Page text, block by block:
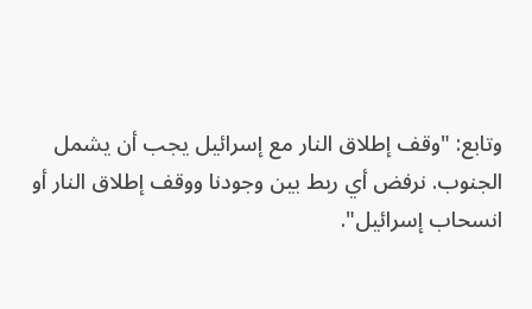
وتابع: "وقف إطلاق النار مع إسرائيل يجب أن يشمل
الجنوب. نرفض أي ربط بين وجودنا ووقف إطلاق النار أو
انسحاب إسرائيل".